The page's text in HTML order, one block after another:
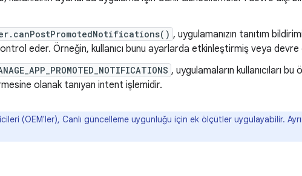
, uygulamanızın tanıtım
eder. Örneğin, kullanıcı bunu ayarlarda etkinleştirmiş veya devre
, uygulamaların kullanıcıları
olanak tanıyan intent işlemidir.
(OEM'ler), Canlı güncelleme uygunluğu için ek ölçütler uygulayabilir.